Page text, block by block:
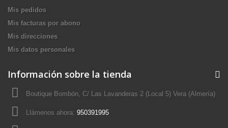
Mis pedidos
Mis facturas por abono
Mis direcciones
Mis datos personales
Información sobre la tienda
Boutique Bombón, C/ Las Lavanderas 2 (Local 5) Vera (Almería)
Llámenos ahora: 950391995